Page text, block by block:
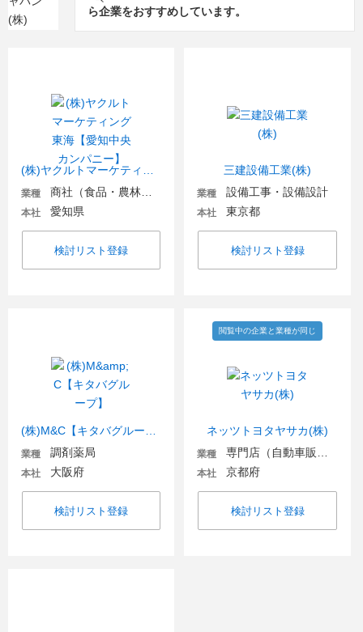
ら企業をおすすめしています。
業種
本社 愛知県
検討リスト登録
三建設備工業(株)
業種 設備工事・設備設計
本社 東京都
検討リスト登録
業種 調剤薬局
本社 大阪府
検討リスト登録
ネッツトヨタヤサカ(株)
閲覧中の企業と業種が同じ
業種
本社 京都府
検討リスト登録